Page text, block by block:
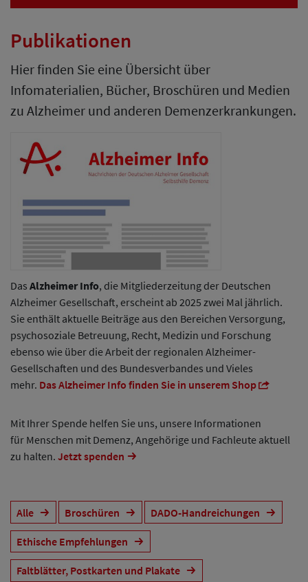
Publikationen
Hier finden Sie eine Übersicht über
Infomaterialien, Bücher, Broschüren und Medien
zu Alzheimer und anderen Demenzerkrankungen.
Das Alzheimer Info, die Mitgliederzeitung der Deutschen
Alzheimer Gesellschaft, erscheint ab 2025 zwei Mal jährlich.
Sie enthält aktuelle Beiträge aus den Bereichen Versorgung,
psychosoziale Betreuung, Recht, Medizin und Forschung
ebenso wie über die Arbeit der regionalen Alzheimer-
Gesellschaften und des Bundesverbandes und Vieles
mehr. Das Alzheimer Info finden Sie in unserem Shop
Mit Ihrer Spende helfen Sie uns, unsere Informationen
für Menschen mit Demenz, Angehörige und Fachleute aktuell
zu halten. Jetzt spenden
Alle Broschüren DADO-Handreichungen
Ethische Empfehlungen
Faltblätter, Postkarten und Plakate